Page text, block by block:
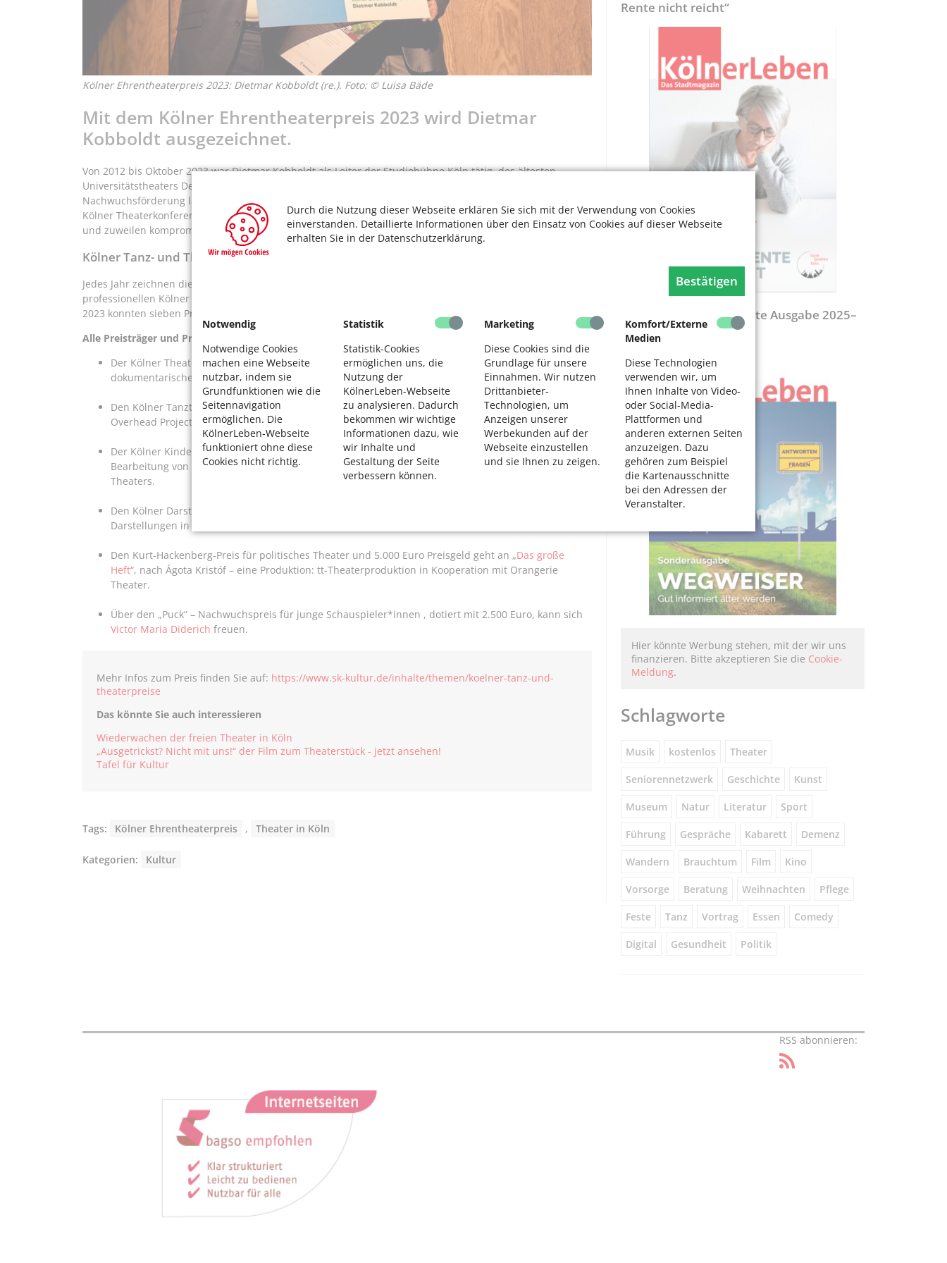
Durch die Nutzung dieser Webseite erklären Sie sich mit der Verwendung von Cookies
einverstanden. Detaillierte Informationen über den Einsatz von Cookies auf dieser Webseite
erhalten Sie in der Datenschutzerklärung.
Bestätigen
Notwendig
Notwendige Cookies
machen eine Webseite
nutzbar, indem sie
Grundfunktionen wie die
Seitennavigation
ermöglichen. Die
KölnerLeben-Webseite
funktioniert ohne diese
Cookies nicht richtig.
Statistik
Statistik-Cookies
ermöglichen uns, die
Nutzung der
KölnerLeben-Webseite
zu analysieren. Dadurch
bekommen wir wichtige
Informationen dazu, wie
wir Inhalte und
Gestaltung der Seite
verbessern können.
Marketing
Diese Cookies sind die
Grundlage für unsere
Einnahmen. Wir nutzen
Drittanbieter-
Technologien, um
Anzeigen unserer
Werbekunden auf der
Webseite einzustellen
und sie Ihnen zu zeigen.
Komfort/Externe
Medien
Diese Technologien
verwenden wir, um
Ihnen Inhalte von Video-
oder Social-Media-
Plattformen und
anderen externen Seiten
anzuzeigen. Dazu
gehören zum Beispiel
die Kartenausschnitte
bei den Adressen der
Veranstalter.
Kölner Ehrentheaterpreis 2023: Dietmar Kobboldt (re.). Foto: © Luisa Bäde
Mit dem Kölner Ehrentheaterpreis 2023 wird Dietmar
Kobboldt ausgezeichnet.
Von 2012 bis Oktober 2023 war Dietmar Kobboldt als Leiter der Studiobühne Köln tätig, des ältesten
Universitätstheaters Deutschlands. Experimentelle Formen und Theaterproduktionen sowie die
Nachwuchsförderung lagen ihm besonders am Herzen. Zudem war er von 2006 bis 2020 Vorsitzender der
Kölner Theaterkonferenz, der Interessenvertretung von über fünfzig freien Theatern. Er trat als streitbarer
und zuweilen kompromissloser Geist für deren Belange ein, so die Bewertung der Jury.
Kölner Tanz- und Theaterpreise 2023
Jedes Jahr zeichnen die Kölner Tanz- und Theaterpreise die besten Inszenierungen der nicht-städtischen,
professionellen Kölner Theater- und Tanzszene aus. Zum 34. Mal werden Künstler und Ensembles geehrt.
2023 konnten sieben Preise mit einer Gesamtdotierung von 38.600 Euro ausgelobt werden.
Alle Preisträger und Preisträgerinnen in der Übersicht:
Der Kölner Theaterpreis dotiert mit 10.000 Euro geht an „G wie Grüne Armee Fraktion”, ein
dokumentarisches Theaterstück und Koproduktion von „nö theater" und "studiobühneköln".
Den Kölner Tanztheaterpreis und 10.000 Euro Preisgeld erhalten „What is left
", eine Produktion des
Overhead Projects unter der Künstlerischen Leitung und Choreografie von Tim Behren.
Der Kölner Kinder- und Jugendtheaterpreis, dotiert mit 5.000 Euro, prämiert „ WASIHRWOLLT“, eine
Bearbeitung von Manuel Moser nach William Shakespeare, unter der Produktion der COMEDIA
Theaters.
Den Kölner Darsteller*innenpreis und das Preisgeld: 3.500 Euro, erhält
Darstellungen in „Das große Heft“ und „Penthesilea – Battle of the Sexes“.
Den Kurt-Hackenberg-Preis für politisches Theater und 5.000 Euro Preisgeld geht an „Das große
Heft“, nach Ágota Kristóf – eine Produktion: tt-Theaterproduktion in Kooperation mit Orangerie
Theater.
Über den „Puck“ – Nachwuchspreis für junge Schauspieler*innen , dotiert mit 2.500 Euro, kann sich
Victor Maria Diderich freuen.
Mehr Infos zum Preis finden Sie auf: https://www.sk-kultur.de/inhalte/themen/koelner-tanz-und-
theaterpreise
Das könnte Sie auch interessieren
Wiederwachen der freien Theater in Köln
„Ausgetrickst? Nicht mit uns!“ der Film zum Theaterstück - jetzt ansehen!
Tafel für Kultur
Tags: Kölner Ehrentheaterpreis , Theater in Köln
Kategorien: Kultur
Rente nicht reicht“
Wegweiser - Aktualisierte Ausgabe 2025–
2027
Hier könnte Werbung stehen, mit der wir uns
finanzieren. Bitte akzeptieren Sie die Cookie-
Meldung.
Schlagworte
Musik kostenlos Theater
Seniorennetzwerk Geschichte Kunst
Museum Natur Literatur Sport
Führung Gespräche Kabarett Demenz
Wandern Brauchtum Film Kino
Vorsorge Beratung Weihnachten Pflege
Feste Tanz Vortrag Essen Comedy
Digital Gesundheit Politik
RSS abonnieren: